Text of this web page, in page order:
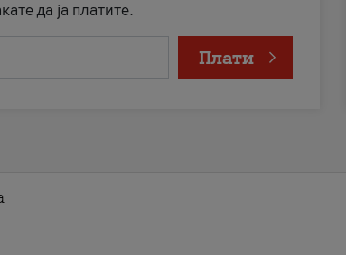
да ја платите.
Плати